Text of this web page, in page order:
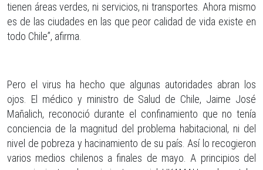
tienen áreas verdes, ni servicios, ni transportes. Ahora mismo
es de las ciudades en las que peor calidad de vida existe en
todo Chile”, afirma.
Pero el virus ha hecho que algunas autoridades abran los
ojos. El médico y ministro de Salud de Chile, Jaime José
Mañalich, reconoció durante el confinamiento que no tenía
conciencia de la magnitud del problema habitacional, ni del
nivel de pobreza y hacinamiento de su país. Así lo recogieron
varios medios chilenos a finales de mayo. A principios del